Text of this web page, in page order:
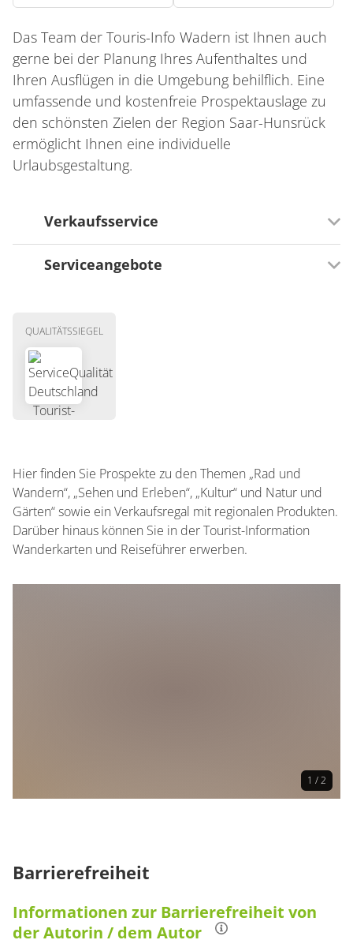
Das Team der Touris-Info Wadern ist Ihnen auch
gerne bei der Planung Ihres Aufenthaltes und
Ihren Ausflügen in die Umgebung behilflich. Eine
umfassende und kostenfreie Prospektauslage zu
den schönsten Zielen der Region Saar-Hunsrück
ermöglicht Ihnen eine individuelle
Urlaubsgestaltung.
Verkaufsservice
Gibt es einen Lieferservice?
Serviceangebote
Toilette zur kostenlosen öffentlichen Nutzung
Freies WLAN
QUALITÄTSSIEGEL
Hier finden Sie Prospekte zu den Themen „Rad und
Wandern“, „Sehen und Erleben“, „Kultur“ und Natur und
Gärten“ sowie ein Verkaufsregal mit regionalen Produkten.
Darüber hinaus können Sie in der Tourist-Information
Wanderkarten und Reiseführer erwerben.
1 / 2
Barrierefreiheit
Informationen zur Barrierefreiheit von
der Autorin / dem Autor